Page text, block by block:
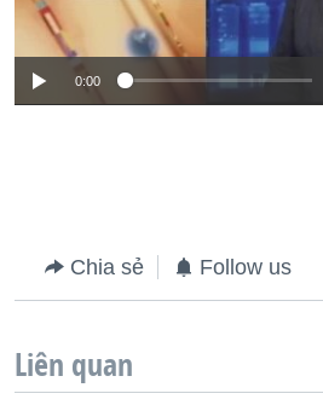
0:00
Chia sẻ Follow us
Liên quan